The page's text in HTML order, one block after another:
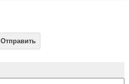
Отправить